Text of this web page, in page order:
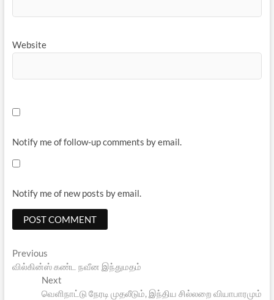
Website
Notify me of follow-up comments by email.
Notify me of new posts by email.
Post
navigation
PreviousPrevious
post:
வில்கின்ஸ் கண்ட நவீன இந்துமதம்
Next
post:
வெளிநாட்டு நேரடி முதலீடும், இந்திய சில்லறை வியாபாரமும்